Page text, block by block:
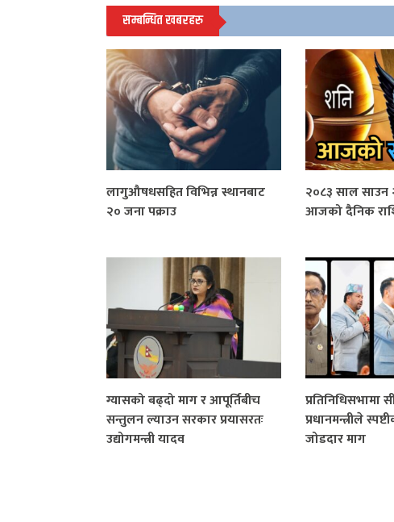
सम्बन्धित खबरहरु
लागुऔषधसहित विभिन्न स्थानबाट
२० जना पक्राउ
२०८३ साल साउन
आजको दैनिक
ग्यासको बढ्दो माग र आपूर्तिबीच
सन्तुलन ल्याउन सरकार प्रयासरतः
उद्योगमन्त्री यादव
प्रतिनिधिसभामा
प्रधानमन्त्रीले
जोडदार माग